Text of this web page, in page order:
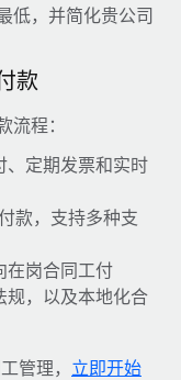
startup,
and picture a
低，并简化贵公司
款
程：
、定期发票和实时
款，支持多种支
在岗合同工付
规，以及本地化合
管理， 立即开始